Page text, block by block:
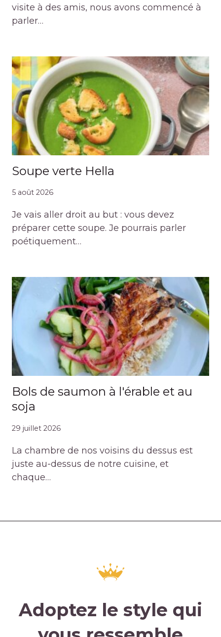
visite à des amis, nous avons commencé à
parler…
Soupe verte Hella
5 août 2026
Je vais aller droit au but : vous devez
préparer cette soupe. Je pourrais parler
poétiquement…
Bols de saumon à l'érable et au
soja
29 juillet 2026
La chambre de nos voisins du dessus est
juste au-dessus de notre cuisine, et
chaque…
Adoptez le style qui